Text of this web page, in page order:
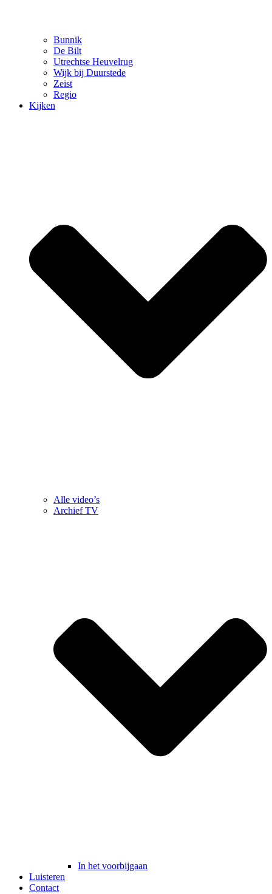
Bunnik
De Bilt
Utrechtse Heuvelrug
Wijk bij Duurstede
Zeist
Regio
Kijken
Alle video’s
Archief TV
In het voorbijgaan
Luisteren
Contact